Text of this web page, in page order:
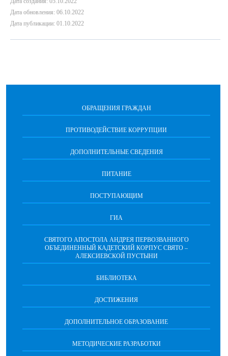
Дата обновления: 06.10.2022
Дата публикации: 01.10.2022
ОБРАЩЕНИЯ ГРАЖДАН
ПРОТИВОДЕЙСТВИЕ КОРРУПЦИИ
ДОПОЛНИТЕЛЬНЫЕ СВЕДЕНИЯ
ПИТАНИЕ
ПОСТУПАЮЩИМ
ГИА
СВЯТОГО АПОСТОЛА АНДРЕЯ ПЕРВОЗВАННОГО
ОБЪЕДИНЕННЫЙ КАДЕТСКИЙ КОРПУС СВЯТО –
АЛЕКСИЕВСКОЙ ПУСТЫНИ
БИБЛИОТЕКА
ДОСТИЖЕНИЯ
ДОПОЛНИТЕЛЬНОЕ ОБРАЗОВАНИЕ
МЕТОДИЧЕСКИЕ РАЗРАБОТКИ